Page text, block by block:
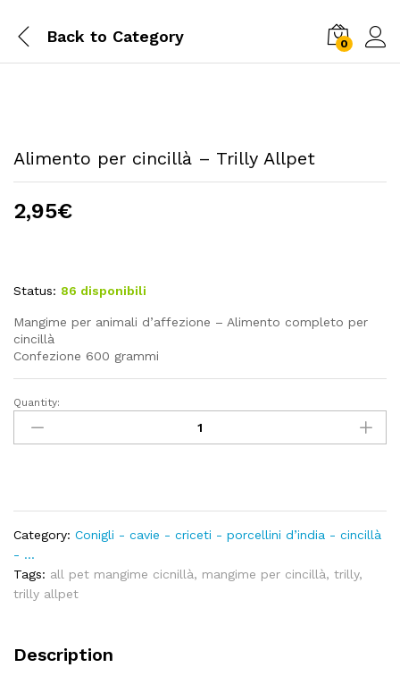
Back to Category 0
Alimento per cincillà – Trilly Allpet
2,95€
Status: 86 disponibili
Mangime per animali d’affezione – Alimento completo per
cincillà
Confezione 600 grammi
Alimento
per
cincillà
Quantity:
Category: Conigli - cavie - criceti - porcellini d’india - cincillà
- ...
Tags: all pet mangime cicnillà, mangime per cincillà, trilly,
trilly allpet
Description